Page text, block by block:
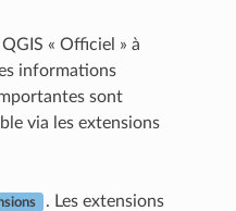
« Officiel » à
informations
sont
via les extensions
. Les extensions